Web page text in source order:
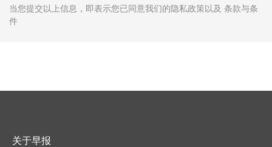
当您提交以上信息，即表示您已同意我们的隐私政策以及 条款与条
件
关于早报